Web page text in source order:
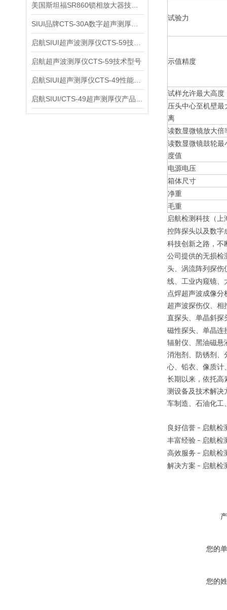
启航超声波测厚仪CTS-59技术型号
试验力
示值精度
试样允许最大高度
压头中心至机壁最
离
读数显微镜放大倍
读数显微镜鼓轮最
度值
电源电压
箱体尺寸
净重
毛重
启航检测科技（
控阵探头以及数字
科技创新之路，不
公司提供的无损检
头、涡流阵列探伤
线、工业内窥镜、
点焊超声波成像分
超声波探伤仪、相
直探头、单晶斜探
磁性探头、单晶连
辐射仪、黑油磁悬
消泡剂、防锈剂、
心、铅衣、像质计
长期以来，依托高
测设备及技术解决
车制造、石油化工
良好信誉 – 启航检
丰富经验 – 启航检
高效服务 – 启航检
解决方案 – 启航检
您的
您的